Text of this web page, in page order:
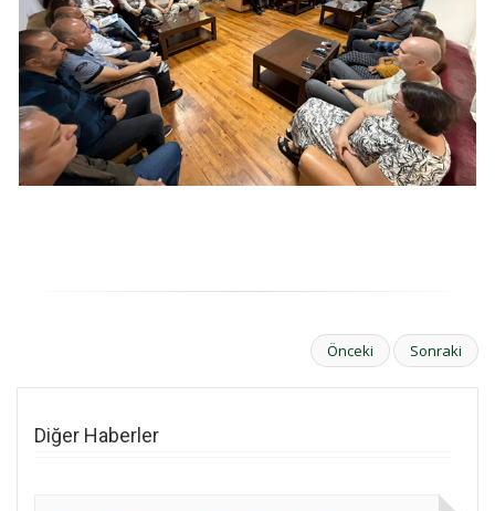
Önceki Sonraki
Diğer Haberler